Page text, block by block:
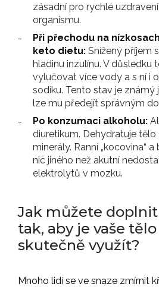
zásadní pro rychlé
organismu.
Při přechodu na
keto dietu: Snížený příjem
hladinu inzulínu. V důsledku
vylučovat více vody a s ní i
sodíku. Tento stav je známý
lze mu předejít správným
Po konzumaci alkoholu:
diuretikum. Dehydratuje
minerály. Ranní „kocovina“
nic jiného než akutní
elektrolytů v mozku.
Jak můžete
tak, aby je vaše
skutečně využít?
Mnoho lidí se ve snaze zmírnit